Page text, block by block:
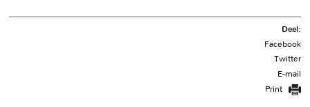
Deel:
Facebook
Twitter
E-mail
Print